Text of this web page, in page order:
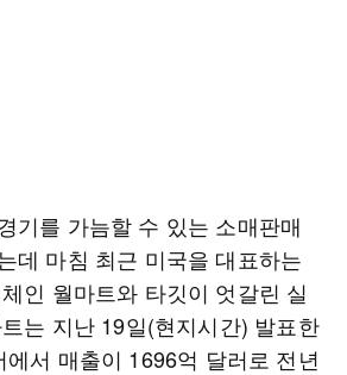
기를 가늠할 수 있는 소매판매
데 마침 최근 미국을 대표하는
인 월마트와 타깃이 엇갈린 실
는 지난 19일(현지시간) 발표한
서 매출이 1696억 달러로 전년